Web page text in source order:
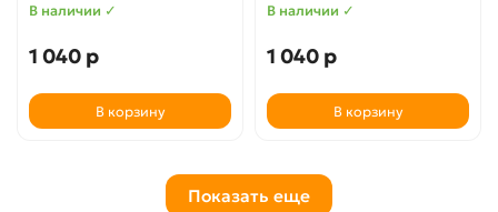
В наличии ✓
1 040 р
В корзину
В наличии ✓
1 040 р
В корзину
Показать еще